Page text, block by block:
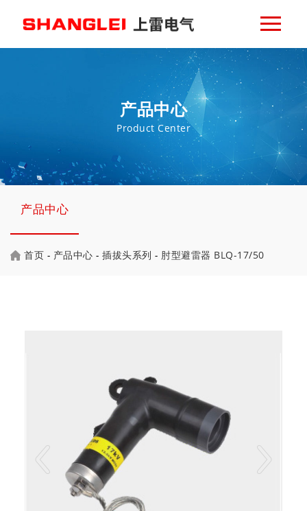
产品中心
Product Center
产品中心
首页 - 产品中心 - 插拔头系列 - 肘型避雷器 BLQ-17/50